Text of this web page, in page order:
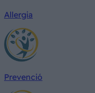
Allergia
Prevenció